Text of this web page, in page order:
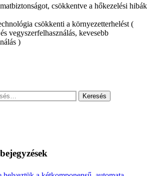
csökkentve a hőkezelési hibák
csökkenti a környezetterhelést (
vegyszerfelhasználás, kevesebb
)